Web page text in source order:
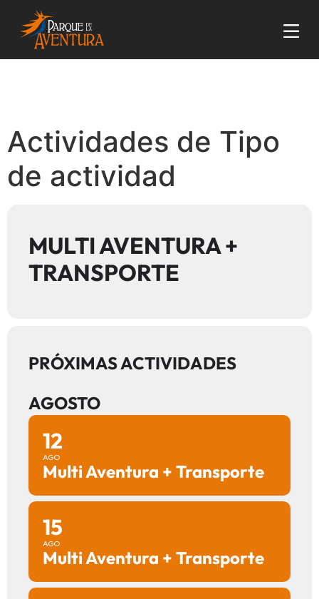
Actividades de Tipo
de actividad
MULTI AVENTURA +
TRANSPORTE
PRÓXIMAS ACTIVIDADES
AGOSTO
12
AGO
Multi Aventura + Transporte
15
AGO
Multi Aventura + Transporte